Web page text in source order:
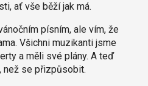
ať vše běží jak má.
písním, ale vím, že
Všichni muzikanti jsme
a měli své plány. A teď
než se přizpůsobit.